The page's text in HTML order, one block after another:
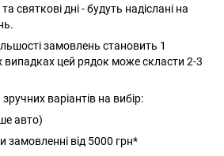
святкові дні - будуть надіслані на
замовлень становить 1
випадках цей рядок може скласти 2-3
варіантів на вибір:
авто)
замовленні від 5000 грн*